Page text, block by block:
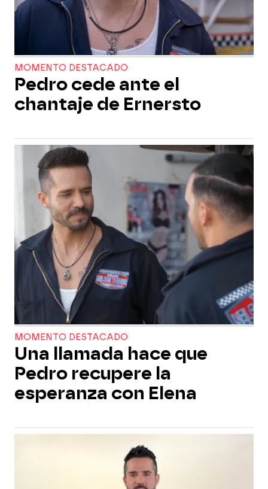
MOMENTO DESTACADO
Pedro cede ante el
chantaje de Ernersto
MOMENTO DESTACADO
Una llamada hace que
Pedro recupere la
esperanza con Elena